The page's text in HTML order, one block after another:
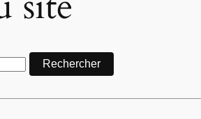
Rechercher